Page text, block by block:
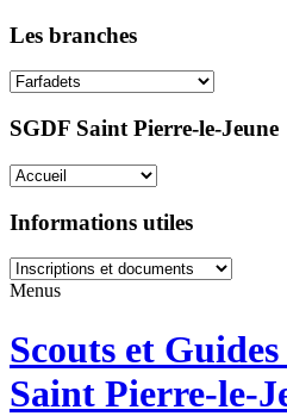
Les branches
SGDF Saint Pierre-le-Jeune
Informations utiles
Menus
Scouts et
Saint Pierre-le-